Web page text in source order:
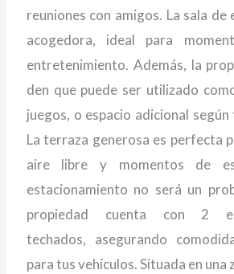
reuniones con amigos. La sala de
acogedora, ideal para
entretenimiento. Además, la
den que puede ser utilizado
juegos, o espacio adicional según
La terraza generosa es perfecta
aire libre y momentos de
estacionamiento no será un
propiedad cuenta con 2
techados, asegurando
para tus vehículos. Situada en